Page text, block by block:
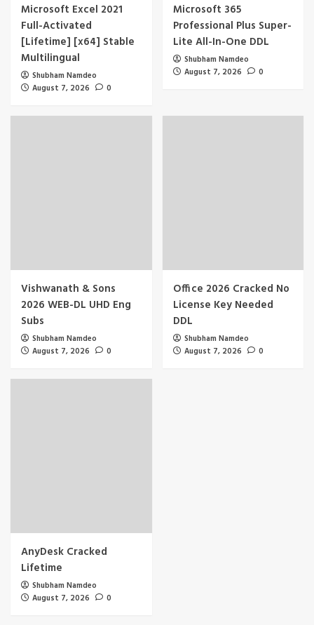
Microsoft Excel 2021
Full-Activated
[Lifetime] [x64] Stable
Multilingual
Shubham Namdeo
August 7, 2026
0
Microsoft 365
Professional Plus Super-
Lite All-In-One DDL
Shubham Namdeo
August 7, 2026
0
Vishwanath & Sons
2026 WEB-DL UHD Eng
Subs
Shubham Namdeo
August 7, 2026
0
Office 2026 Cracked No
License Key Needed
DDL
Shubham Namdeo
August 7, 2026
0
AnyDesk Cracked
Lifetime
Shubham Namdeo
August 7, 2026
0